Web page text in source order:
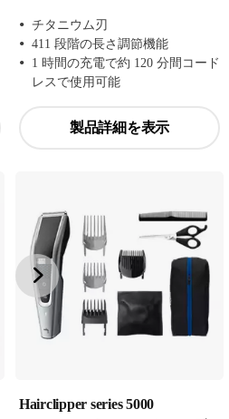
チタニウム刃
411 段階の長さ調節機能
1 時間の充電で約 120 分間コード
レスで使用可能
製品詳細を表示
Hairclipper series 5000